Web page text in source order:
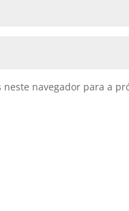
neste navegador para a